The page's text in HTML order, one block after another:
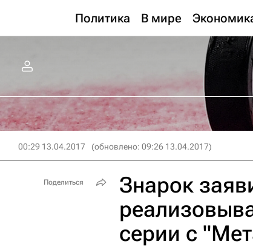
Политика В мире
00:29 13.04.2017 (обновлено: 09:26 13.04.2017)
Знарок
серии с
Поделиться